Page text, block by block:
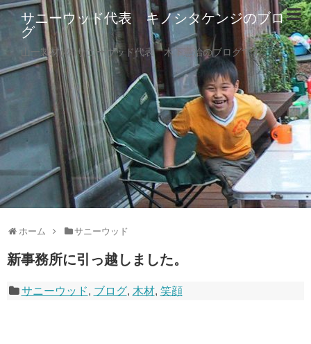
サニーウッド代表 キノシタケンジのブロ
グ
山一製材(株)サニーウッド代表 木下憲治のブログです。
ホーム サニーウッド
新事務所に引っ越しました。
サニーウッド, ブログ, 木材, 笑顔